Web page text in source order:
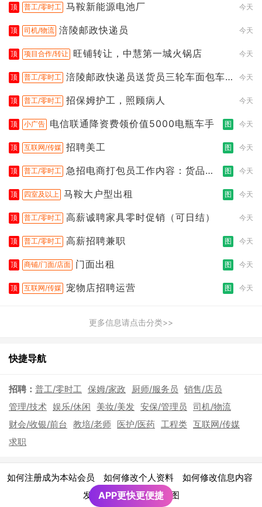
顶 普工/零时工 马鞍新能源电池厂 今天
顶 司机/物流 涪陵邮政快递员 今天
顶 项目合作/转让 旺铺转让，中慧第一城火锅店 今天
顶 普工/零时工 涪陵邮政快递员送货员三轮车面包车
今天
顶 普工/零时工 招保姆护工，照顾病人 今天
顶 小广告 电信联通降资费领价值5000电瓶车手 图 今天
顶 互联网/传媒 招聘美工 图 今天
顶 普工/零时工 急招电商打包员工作内容：货品分
图 今天
顶 四室及以上 马鞍大户型出租 图 今天
顶 普工/零时工 高薪诚聘家具零时促销（可日结） 今天
顶 普工/零时工 高薪招聘兼职 图 今天
顶 商铺/门面/店面 门面出租 图 今天
顶 互联网/传媒 宠物店招聘运营 图 今天
更多信息请点击分类>>
快捷导航
招聘： 普工/零时工 保姆/家政 厨师/服务员 销售/店员
管理/技术 娱乐/休闲 美妆/美发 安保/管理员 司机/物流
财会/收银/前台 教培/老师 医护/医药 工程类 互联网/传媒
求职
如何注册成为本站会员 如何修改个人资料 如何修改信息内容
发布广告须知 | 网站地图
APP更快更便捷